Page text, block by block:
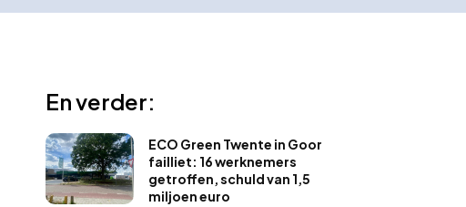
En verder:
ECO Green Twente in Goor
failliet: 16 werknemers
getroffen, schuld van 1,5
miljoen euro